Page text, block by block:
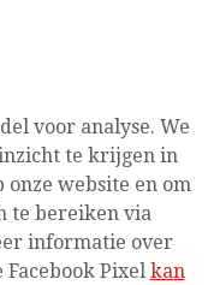
voor analyse. We
te krijgen in
website en om
te bereiken via
informatie over
Pixel kan